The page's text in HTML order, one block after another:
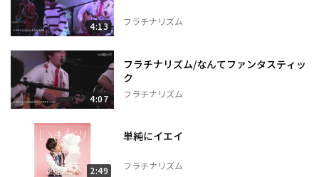
4:13 フラチナリズム
4:07
フラチナリズム/なんてファンタスティッ
ク
フラチナリズム
2:49
単純にイエイ
フラチナリズム